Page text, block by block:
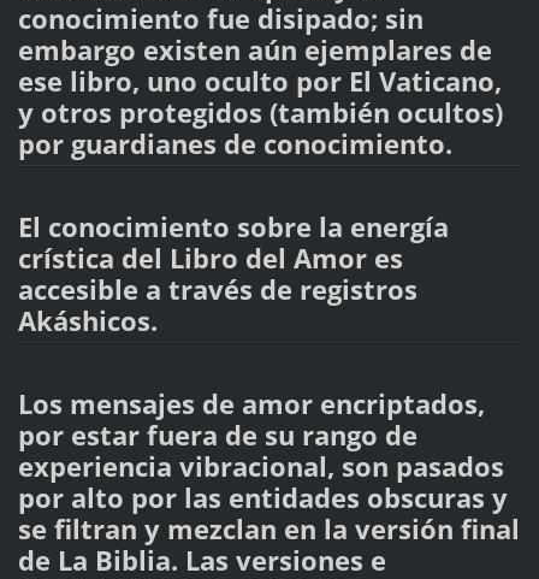
conocimiento fue disipado; sin
embargo existen aún ejemplares de
ese libro, uno oculto por El Vaticano,
y otros protegidos (también ocultos)
por guardianes de conocimiento.
El conocimiento sobre la energía
crística del Libro del Amor es
accesible a través de registros
Akáshicos.
Los mensajes de amor encriptados,
por estar fuera de su rango de
experiencia vibracional, son pasados
por alto por las entidades obscuras y
se filtran y mezclan en la versión final
de La Biblia. Las versiones e